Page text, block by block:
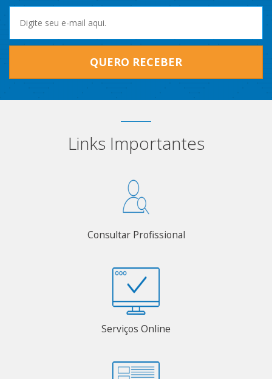
QUERO RECEBER
Links Importantes
Consultar Profissional
Serviços Online